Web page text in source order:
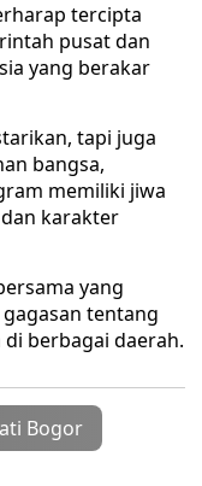
tercipta
pusat dan
yang berakar
tapi juga
bangsa,
memiliki jiwa
karakter
yang
tentang
berbagai daerah.
Bogor